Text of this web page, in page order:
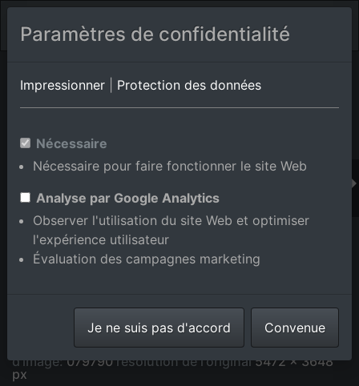
Album de lieux Dobel en Bade-Wurtemberg,Allemagne
Haras Dobel à Dobel dans le département Bade-
Wurtemberg, Allemagneprise le31/05/2015numéro
d'image:079790résolution de l'original5472 x 3648
px
Paramètres de confidentialité
Impressionner Protection des données
Nécessaire
Nécessaire pour faire fonctionner le site Web
Analyse par Google Analytics
Observer l'utilisation du site Web et optimiser
l'expérience utilisateur
Évaluation des campagnes marketing
Je ne suis pas d'accord Convenue